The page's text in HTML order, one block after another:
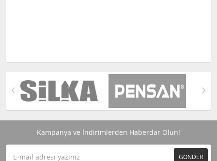
Kampanya ve İndirimlerden Haberdar Olun!
GÖNDER